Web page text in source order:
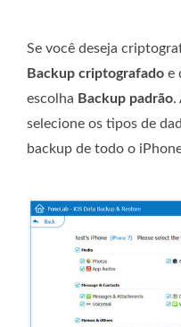
Se você deseja
Backup criptografado e
escolha Backup padrão.
selecione os tipos de
backup de todo o